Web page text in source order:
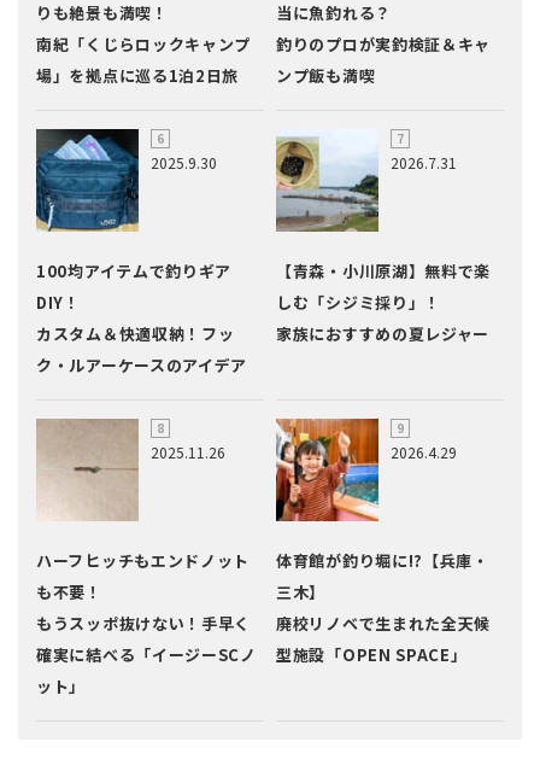
りも絶景も満喫！
南紀「くじらロックキャンプ
場」を拠点に巡る1泊2日旅
当に魚釣れる？
釣りのプロが実釣検証＆キャ
ンプ飯も満喫
2025.9.30
100均アイテムで釣りギア
DIY！
カスタム＆快適収納！フッ
ク・ルアーケースのアイデア
2026.7.31
【青森・小川原湖】無料で楽
しむ「シジミ採り」！
家族におすすめの夏レジャー
2025.11.26
ハーフヒッチもエンドノット
も不要！
もうスッポ抜けない！手早く
確実に結べる「イージーSCノ
ット」
2026.4.29
体育館が釣り堀に!?【兵庫・
三木】
廃校リノベで生まれた全天候
型施設「OPEN SPACE」